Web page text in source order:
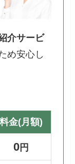
介サービ
め安心し
料金(月額)
0円